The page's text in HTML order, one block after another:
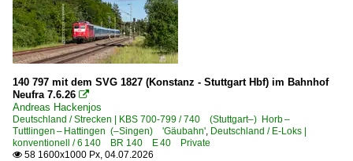
Bergen (Rügen)
Berlin (Sonstige)
Berlin Schönefeld Flughafen
Bienenbüttel
Bitterfeld
Braunschweig Hbf ·HBS·
Bremen Hbf ·HB·
140 797 mit dem SVG 1827 (Konstanz - Stuttgart Hbf) im Bahnhof
Neufra 7.6.26 
Andreas Hackenjos
Deutschland / Strecken | KBS 700-799 / 740 (Stuttgart–) Horb –
Tuttlingen – Hattingen (–Singen) 'Gäubahn', Deutschland / E-Loks |
konventionell / 6 140 BR 140 E 40 Private
 58 1600x1000 Px, 04.07.2026